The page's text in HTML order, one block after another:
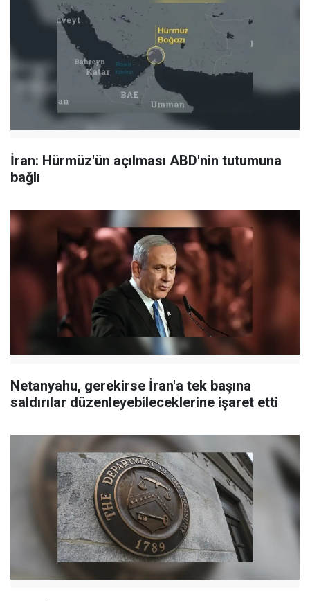
İran: Hürmüz'ün açılması ABD'nin tutumuna
bağlı
Netanyahu, gerekirse İran'a tek başına
saldırılar düzenleyebileceklerine işaret etti